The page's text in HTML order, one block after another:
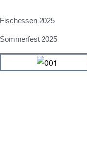
Fischessen 2025
Sommerfest 2025